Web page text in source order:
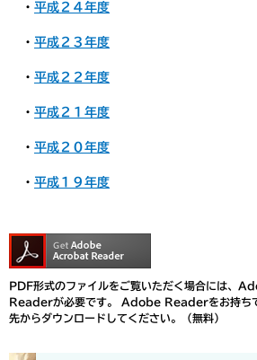
・ 平成２４年度
・ 平成２３年度
・ 平成２２年度
・ 平成２１年度
・ 平成２０年度
・ 平成１９年度
PDF形式のファイルをご覧いただく場合には、
Readerが必要です。
Adobe Readerをお持ち
先からダウンロードしてください。（無料）